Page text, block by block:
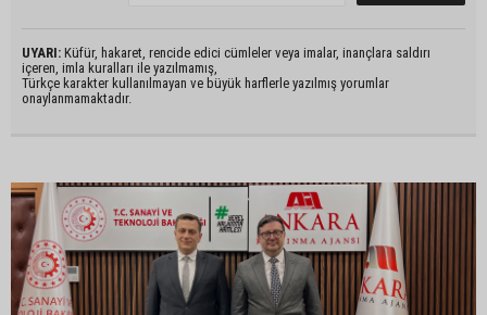
UYARI: Küfür, hakaret, rencide edici cümleler veya imalar, inançlara saldırı
içeren, imla kuralları ile yazılmamış,
Türkçe karakter kullanılmayan ve büyük harflerle yazılmış yorumlar
onaylanmamaktadır.